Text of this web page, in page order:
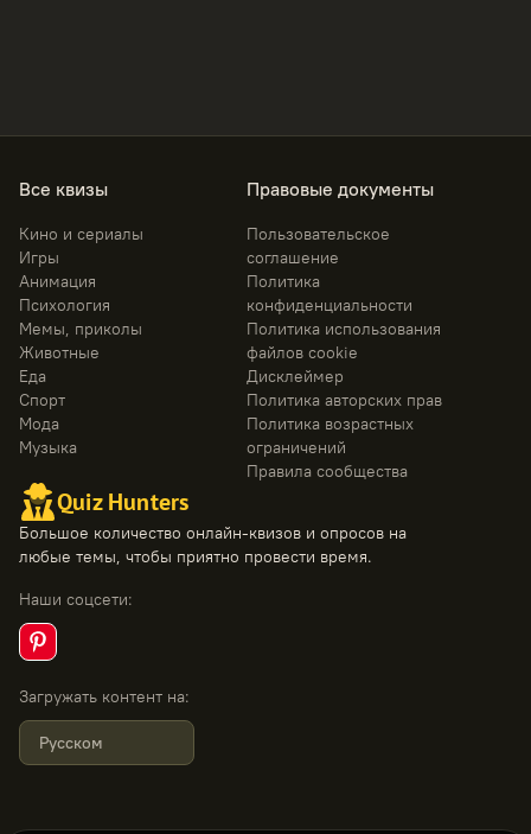
Quiz Hunters
Большое количество онлайн-квизов и опросов на
любые темы, чтобы приятно провести время.
Наши соцсети:
Загружать контент на:
Русском
Все квизы
Кино и сериалы
Игры
Анимация
Психология
Мемы, приколы
Животные
Еда
Спорт
Мода
Музыка
Правовые документы
Пользовательское
соглашение
Политика
конфиденциальности
Политика использования
файлов cookie
Дисклеймер
Политика авторских прав
Политика возрастных
ограничений
Правила сообщества